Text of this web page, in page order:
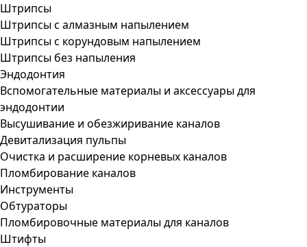
Штрипсы
Штрипсы c алмазным напылением
Штрипсы c корундовым напылением
Штрипсы без напыления
Эндодонтия
Вспомогательные материалы и аксессуары для
эндодонтии
Высушивание и обезжиривание каналов
Девитализация пульпы
Очистка и расширение корневых каналов
Пломбирование каналов
Инструменты
Обтураторы
Пломбировочные материалы для каналов
Штифты